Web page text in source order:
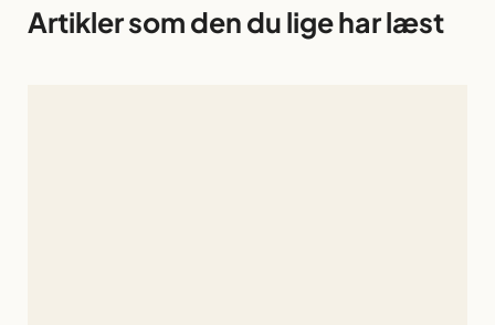
Artikler som den du lige har læst